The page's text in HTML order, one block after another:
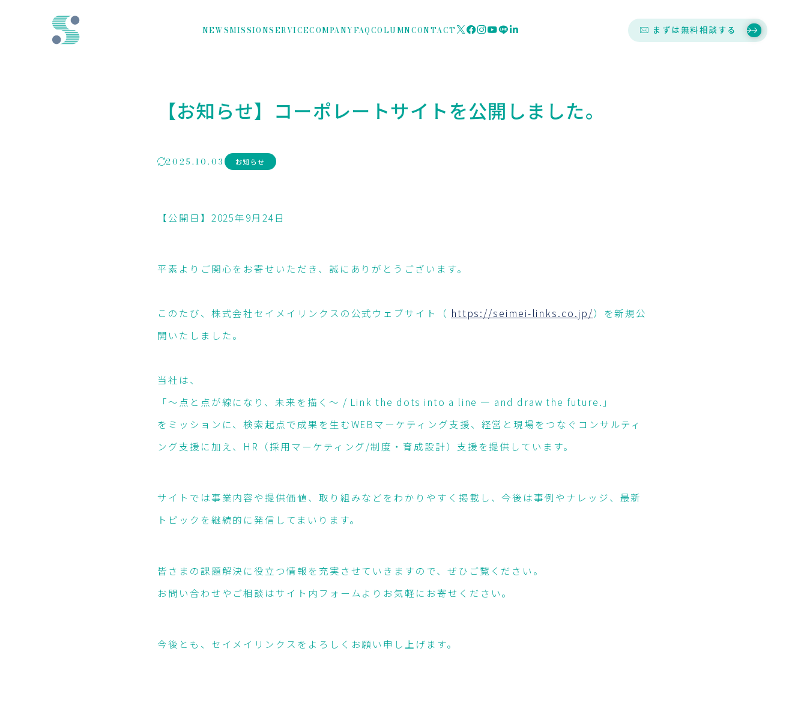
NEWSMISSIONSERVICECOMPANYFAQCOLUMNCONTACT まずは無料相談する
【お知らせ】コーポレートサイトを公開しました。
2025.10.03 お知らせ
【公開日】2025年9月24日
平素よりご関心をお寄せいただき、誠にありがとうございます。
このたび、株式会社セイメイリンクスの公式ウェブサイト（ https://seimei-links.co.jp/）を新規公
開いたしました。
当社は、
「〜点と点が線になり、未来を描く〜 / Link the dots into a line — and draw the future.」
をミッションに、検索起点で成果を生むWEBマーケティング支援、経営と現場をつなぐコンサルティ
ング支援に加え、HR（採用マーケティング/制度・育成設計）支援を提供しています。
サイトでは事業内容や提供価値、取り組みなどをわかりやすく掲載し、今後は事例やナレッジ、最新
トピックを継続的に発信してまいります。
皆さまの課題解決に役立つ情報を充実させていきますので、ぜひご覧ください。
お問い合わせやご相談はサイト内フォームよりお気軽にお寄せください。
今後とも、セイメイリンクスをよろしくお願い申し上げます。